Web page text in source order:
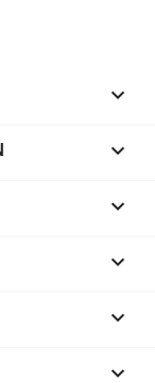





keyboard_arrow_down